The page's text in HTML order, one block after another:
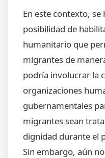
En este contexto, se
posibilidad de
humanitario que
migrantes de
podría involucrar la
organizaciones
gubernamentales
migrantes sean
dignidad durante el
Sin embargo, aún